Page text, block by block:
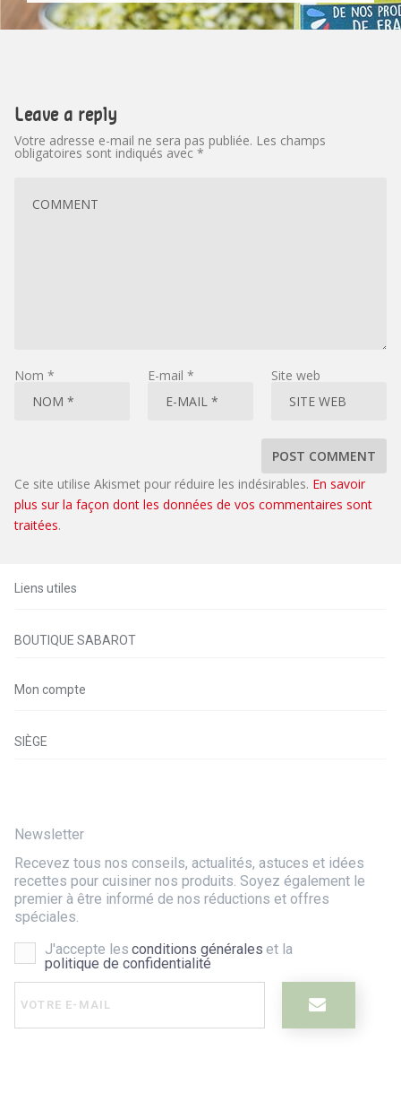
Leave a reply
Votre adresse e-mail ne sera pas publiée. Les champs
obligatoires sont indiqués avec *
Nom * E-mail * Site web
Ce site utilise Akismet pour réduire les indésirables. En savoir
plus sur la façon dont les données de vos commentaires sont
traitées.
Liens utiles
BOUTIQUE SABAROT
Mon compte
SIÈGE
Newsletter
Recevez tous nos conseils, actualités, astuces et idées
recettes pour cuisiner nos produits. Soyez également le
premier à être informé de nos réductions et offres
spéciales.
J'accepte les conditions générales et la
politique de confidentialité